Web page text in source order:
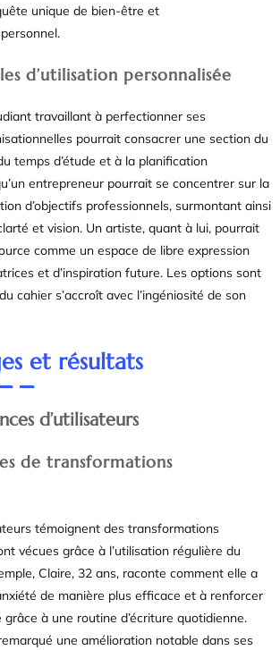
unique de bien-être et
d’utilisation personnalisée
travaillant à perfectionner ses
pourrait consacrer une section du
temps d’étude et à la planification
entrepreneur pourrait se concentrer sur la
d’objectifs professionnels, surmontant ainsi
et vision. Un artiste, quant à lui, pourrait
comme un espace de libre expression
et d’inspiration future. Les options sont
cahier s’accroît avec l’ingéniosité de son
et résultats
d’utilisateurs
de transformations
témoignent des transformations
vécues grâce à l’utilisation régulière du
Claire, 32 ans, raconte comment elle a
de manière plus efficace et à renforcer
à une routine d’écriture quotidienne.
une amélioration notable dans ses